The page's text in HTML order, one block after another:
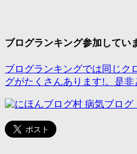
ブログランキング参加してい
ブログランキングでは同じク
グがたくさんあります!。是